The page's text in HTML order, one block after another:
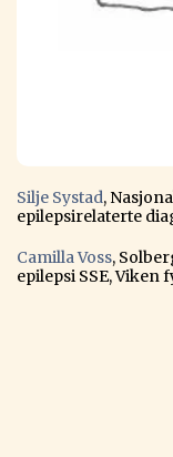
Silje Systad,
epilepsirelaterte
Camilla Voss,
epilepsi SSE, Viken